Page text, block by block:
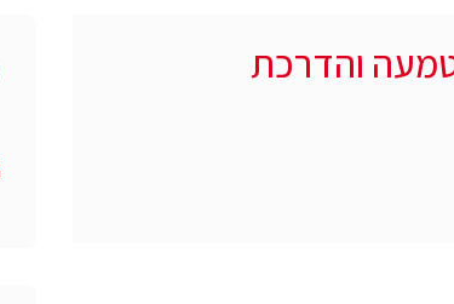
והדרכת